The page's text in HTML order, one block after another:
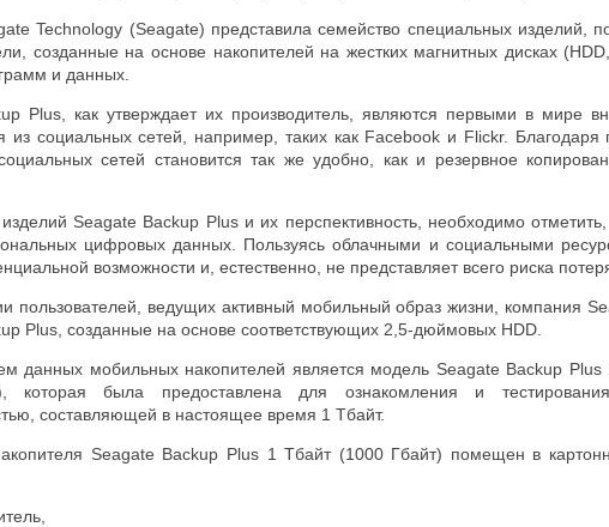
Technology (Seagate) представила семейство специальных изделий,
созданные на основе накопителей на жестких магнитных дисках
и данных.
Plus, как утверждает их производитель, являются первыми в мире
из социальных сетей, например, таких как Facebook и Flickr.
сетей становится так же удобно, как и резервное
Seagate Backup Plus и их перспективность, необходимо
цифровых данных. Пользуясь облачными и социальными
возможности и, естественно, не представляет всего риска
ведущих активный мобильный образ жизни, компания
Plus, созданные на основе соответствующих 2,5-дюймовых HDD.
данных мобильных накопителей является модель Seagate Backup
которая была предоставлена для ознакомления и
составляющей в настоящее время 1 Тбайт.
Seagate Backup Plus 1 Тбайт (1000 Гбайт) помещен в